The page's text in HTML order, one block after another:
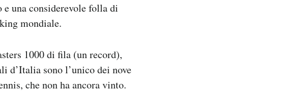
una considerevole folla di
mondiale.
1000 di fila (un record),
d’Italia sono l’unico dei nove
che non ha ancora vinto.